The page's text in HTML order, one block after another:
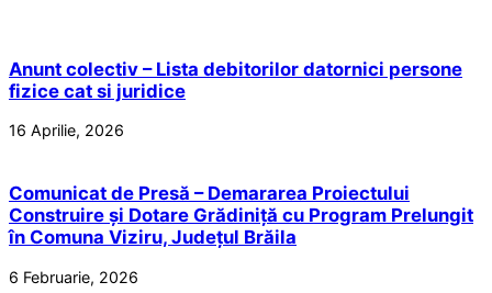
Anunt colectiv – Lista debitorilor datornici persone
fizice cat si juridice
16 Aprilie, 2026
Comunicat de Presă – Demararea Proiectului
Construire și Dotare Grădiniță cu Program Prelungit
în Comuna Viziru, Județul Brăila
6 Februarie, 2026